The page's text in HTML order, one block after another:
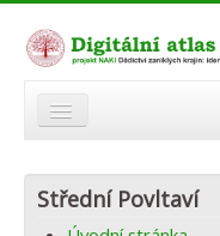
Modelová území
Střední Povltaví